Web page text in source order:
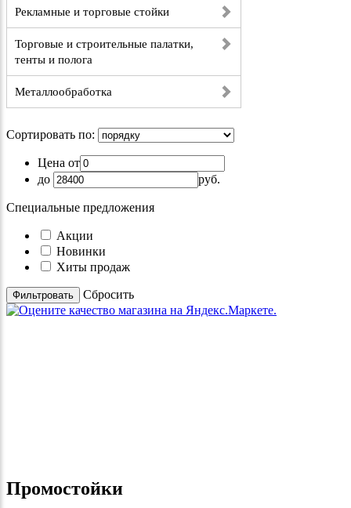
Рекламные и торговые стойки
Торговые и строительные палатки,
тенты и полога
Металлообработка
Сортировать по:
Цена от
до
руб.
Специальные предложения
Акции
Новинки
Хиты продаж
Cбросить
Промостойки